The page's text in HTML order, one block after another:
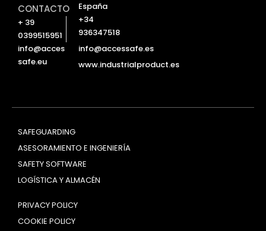
CONTACTO
+ 39
0399515951
info@acces
safe.eu
España
+34
936347518
info@accessafe.es
www.industrialproduct.es
SAFEGUARDING
ASESORAMIENTO E INGENIERÍA
SAFETY SOFTWARE
LOGÍSTICA Y ALMACÉN
PRIVACY POLICY
COOKIE POLICY